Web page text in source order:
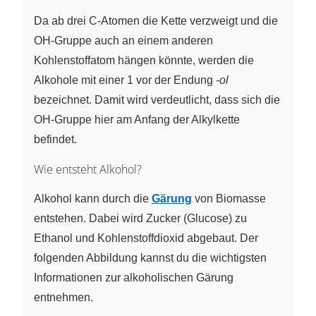
Da ab drei C-Atomen die Kette verzweigt und die
OH-Gruppe auch an einem anderen
Kohlenstoffatom hängen könnte, werden die
Alkohole mit einer 1 vor der Endung -ol
bezeichnet. Damit wird verdeutlicht, dass sich die
OH-Gruppe hier am Anfang der Alkylkette
befindet.
Wie entsteht Alkohol?
Alkohol kann durch die Gärung von Biomasse
entstehen. Dabei wird Zucker (Glucose) zu
Ethanol und Kohlenstoffdioxid abgebaut. Der
folgenden Abbildung kannst du die wichtigsten
Informationen zur alkoholischen Gärung
entnehmen.